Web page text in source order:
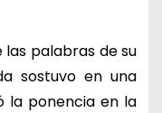
las palabras de su
sostuvo en una
la ponencia en la